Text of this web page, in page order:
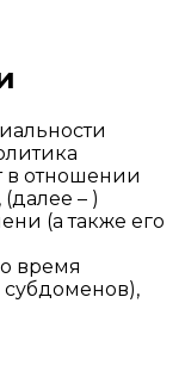
в отношении
– )
(а также его
время
субдоменов),